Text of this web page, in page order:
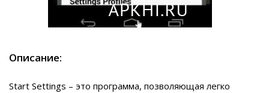
Описание:
Start Settings – это программа, позволяющая легко